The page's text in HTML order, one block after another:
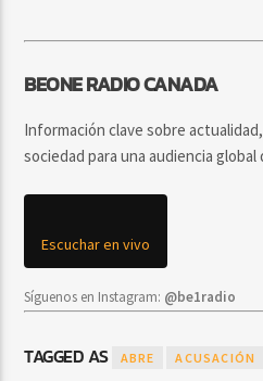
BEONE RADIO CANADA
Información clave sobre
sociedad para una audiencia global
Escuchar en vivo
Síguenos en Instagram: @be1radio
TAGGED AS ABRE ACUSACIÓN